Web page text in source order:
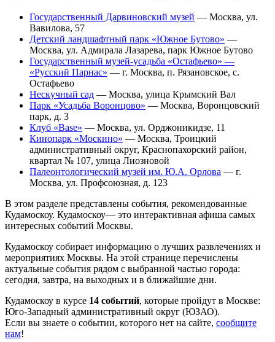
Государственный Дарвиновский музей — Москва, ул.
Вавилова, 57
Детский ландшафтный парк «Южное Бутово» —
Москва, ул. Адмирала Лазарева, парк Южное Бутово
Государственный музей-усадьба «Остафьево» —
«Русский Парнас» — г. Москва, п. Рязановское, с.
Остафьево
Нескучный сад — Москва, улица Крымский Вал
Парк «Усадьба Воронцово» — Москва, Воронцовский
парк, д. 3
Клуб «Base» — Москва, ул. Орджоникидзе, 11
Кинопарк «Москино» — Москва, Троицкий
административный округ, Краснопахорский район,
квартал № 107, улица Лиозновой
Палеонтологический музей им. Ю.А. Орлова — г.
Москва, ул. Профсоюзная, д. 123
В этом разделе представлены события, рекомендованные
Кудамоскоу. Кудамоскоу— это интерактивная афиша самых
интересных событий Москвы.
Кудамоскоу собирает информацию о лучших развлечениях и
мероприятиях Москвы. На этой странице перечислены
актуальные события рядом с выбранной частью города:
сегодня, завтра, на выходных и в ближайшие дни.
Кудамоскоу в курсе 14 событий, которые пройдут в Москве:
Юго-Западный административный округ (ЮЗАО).
Если вы знаете о событии, которого нет на сайте, сообщите
нам!